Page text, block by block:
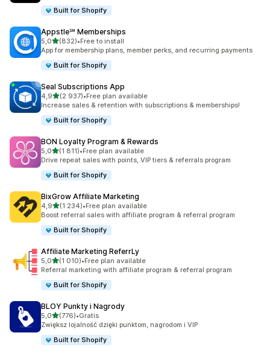
Built for Shopify
Appstle℠ Memberships
5,0na 5 gwiazdek
(832)
Łączna liczba recenzji: 832
•Free to install
App for membership plans, member perks, and recurring payments
Built for Shopify
Seal Subscriptions App
4,9na 5 gwiazdek
(2 937)
Łączna liczba recenzji: 2937
•Free plan available
Increase sales & retention with subscriptions & memberships!
Built for Shopify
BON Loyalty Program & Rewards
5,0na 5 gwiazdek
(1 811)
Łączna liczba recenzji: 1811
•Free plan available
Drive repeat sales with points, VIP tiers & referrals program
Built for Shopify
BixGrow Affiliate Marketing
4,9na 5 gwiazdek
(1 234)
Łączna liczba recenzji: 1234
•Free plan available
Boost referral sales with affiliate program & referral program
Built for Shopify
Affiliate Marketing ReferrLy
5,0na 5 gwiazdek
(1 010)
Łączna liczba recenzji: 1010
•Free plan available
Referral marketing with affiliate program & referral program
Built for Shopify
BLOY Punkty i Nagrody
5,0na 5 gwiazdek
(776)
Łączna liczba recenzji: 776
•Gratis
Zwiększ lojalność dzięki punktom, nagrodom i VIP
Built for Shopify